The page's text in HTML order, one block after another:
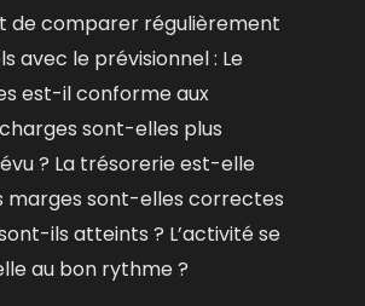
de comparer régulièrement
avec le prévisionnel : Le
est-il conforme aux
sont-elles plus
? La trésorerie est-elle
marges sont-elles correctes
ils atteints ? L’activité se
au bon rythme ?